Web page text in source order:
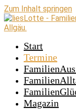
Zum Inhalt springen
Start
Termine
Magazin